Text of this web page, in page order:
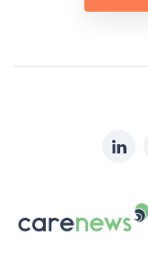
sur:
Carenews,
Le